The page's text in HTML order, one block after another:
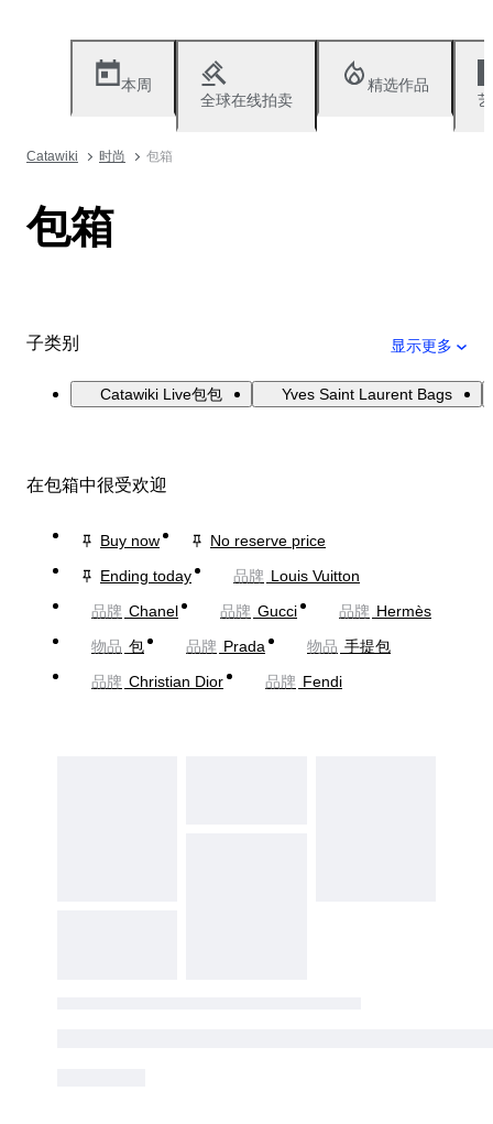
本周
全球在线拍卖
精选作品
Catawiki 时尚 包箱
包箱
子类别 显示更多
Catawiki Live包包 Yves Saint Laurent Bags
在包箱中很受欢迎
Buy now
No reserve price
Ending today
品牌 Louis Vuitton
品牌 Chanel 品牌 Gucci 品牌 Hermès
物品 包 品牌 Prada 物品 手提包
品牌 Christian Dior 品牌 Fendi